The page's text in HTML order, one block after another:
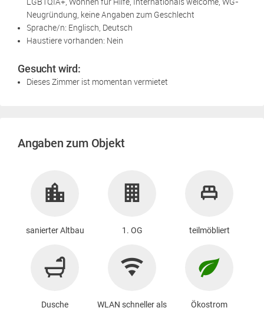
Neugründung, keine Angaben zum Geschlecht
Sprache/n: Englisch, Deutsch
Haustiere vorhanden: Nein
Gesucht wird:
Dieses Zimmer ist momentan vermietet
Angaben zum Objekt
sanierter Altbau 1. OG teilmöbliert
Dusche
WLAN schneller als
Ökostrom